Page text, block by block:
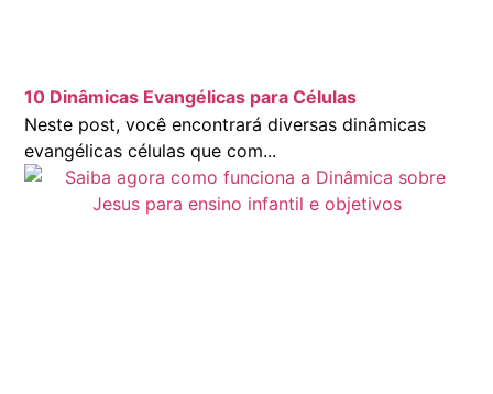
10 Dinâmicas Evangélicas para Células
Neste post, você encontrará diversas dinâmicas
evangélicas células que com...